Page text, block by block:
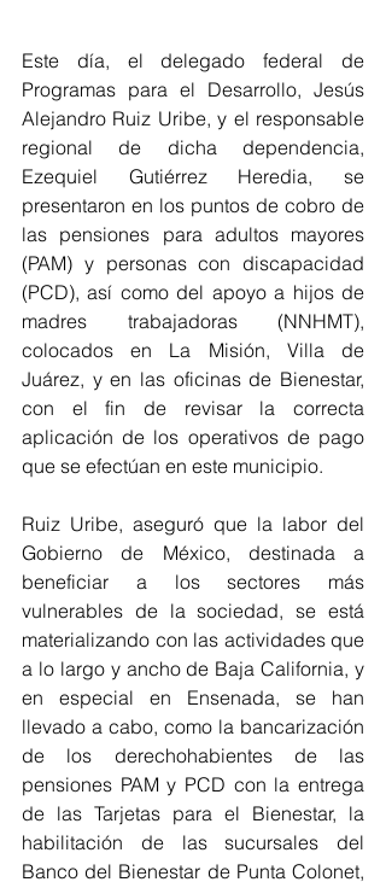
Este día, el delegado federal de
Programas para el Desarrollo, Jesús
Alejandro Ruiz Uribe, y el responsable
regional de dicha dependencia,
Ezequiel Gutiérrez Heredia, se
presentaron en los puntos de cobro de
las pensiones para adultos mayores
(PAM) y personas con discapacidad
(PCD), así como del apoyo a hijos de
madres trabajadoras (NNHMT),
colocados en La Misión, Villa de
Juárez, y en las oficinas de Bienestar,
con el fin de revisar la correcta
aplicación de los operativos de pago
que se efectúan en este municipio.
Ruiz Uribe, aseguró que la labor del
Gobierno de México, destinada a
beneficiar a los sectores más
vulnerables de la sociedad, se está
materializando con las actividades que
a lo largo y ancho de Baja California, y
en especial en Ensenada, se han
llevado a cabo, como la bancarización
de los derechohabientes de las
pensiones PAM y PCD con la entrega
de las Tarjetas para el Bienestar, la
habilitación de las sucursales del
Banco del Bienestar de Punta Colonet,